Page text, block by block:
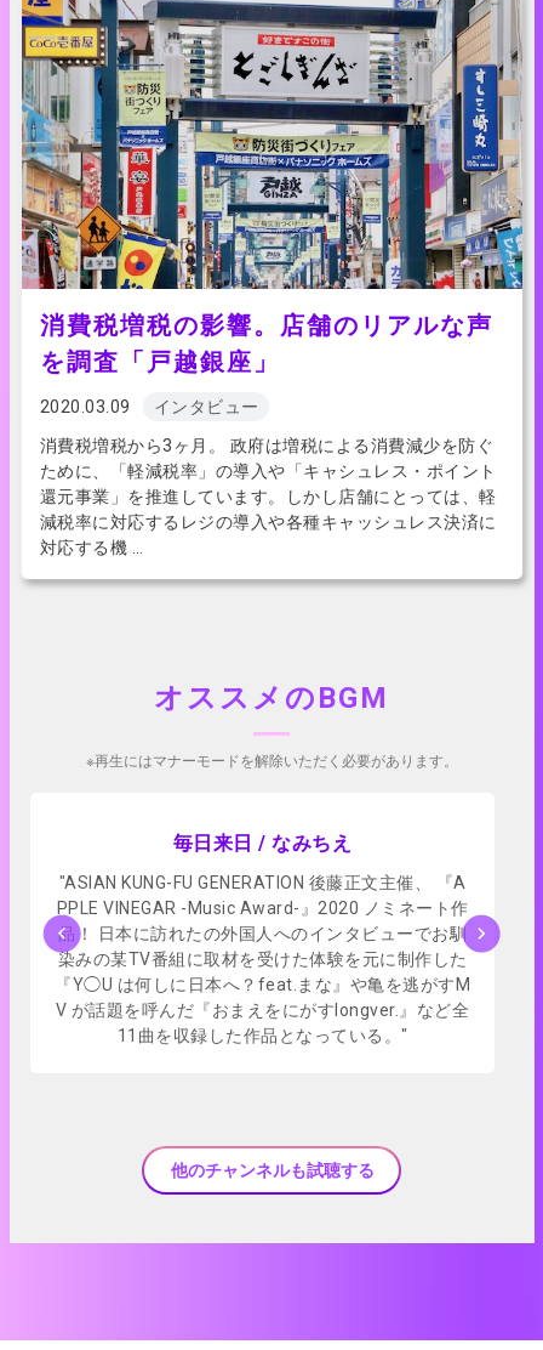
消費税増税の影響。店舗のリアルな声
を調査「戸越銀座」
2020.03.09
インタビュー
消費税増税から3ヶ月。 政府は増税による消費減少を防ぐ
ために、「軽減税率」の導入や「キャシュレス・ポイント
還元事業」を推進しています。しかし店舗にとっては、軽
減税率に対応するレジの導入や各種キャッシュレス決済に
対応する機 …
オススメのBGM
※再生にはマナーモードを解除いただく必要があります。
アプリで試聴
毎日来日 / なみちえ
"ASIAN KUNG-FU GENERATION 後藤正文主催、 『A
PPLE VINEGAR -Music Award-』2020 ノミネート作
品！ 日本に訪れたの外国人へのインタビューでお馴
染みの某TV番組に取材を受けた体験を元に制作した
『Y◯U は何しに日本へ？feat.まな』や亀を逃がすM
V が話題を呼んだ『おまえをにがすlongver.』など全
11曲を収録した作品となっている。"
他のチャンネルも試聴する